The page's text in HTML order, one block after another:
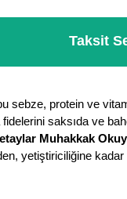
Taksit
protein ve
saksıda ve
Muhakkak
yetiştiriciliğine